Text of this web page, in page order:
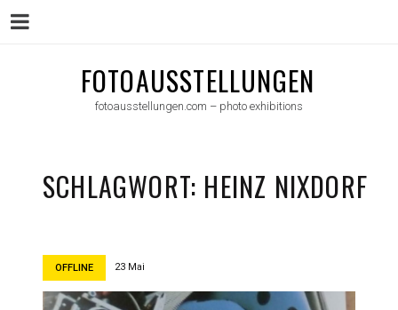
FOTOAUSSTELLUNGEN
fotoausstellungen.com – photo exhibitions
SCHLAGWORT: HEINZ NIXDORF
OFFLINE 23 Mai
Menu